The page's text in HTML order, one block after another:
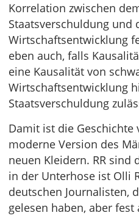
Korrelation zwischen
Staatsverschuldung und
Wirtschaftsentwicklung
eben auch, falls
eine Kausalität von
Wirtschaftsentwicklung
Staatsverschuldung
Damit ist die Geschichte
moderne Version des
neuen Kleidern. RR sind
in der Unterhose ist Olli
deutschen Journalisten,
gelesen haben, aber